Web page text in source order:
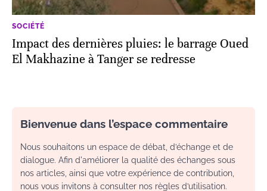
SOCIÉTÉ
Impact des dernières pluies: le barrage Oued
El Makhazine à Tanger se redresse
Bienvenue dans l’espace commentaire
Nous souhaitons un espace de débat, d’échange et de
dialogue. Afin d'améliorer la qualité des échanges sous
nos articles, ainsi que votre expérience de contribution,
nous vous invitons à consulter nos règles d’utilisation.